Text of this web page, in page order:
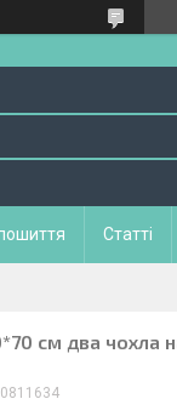
Статті
см два чохла